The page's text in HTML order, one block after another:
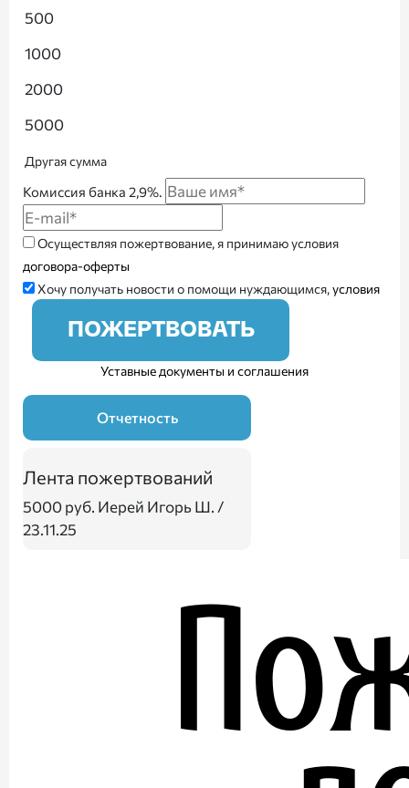
500
1000
2000
5000
Другая сумма
Комиссия банка 2,9%.
Осуществляя пожертвование, я принимаю условия
договора-оферты
Хочу получать новости о помощи нуждающимся,условия
ПОЖЕРТВОВАТЬ
Уставные документы и соглашения
Отчетность
Лента пожертвований
5000 руб. Иерей Игорь Ш. /
23.11.25